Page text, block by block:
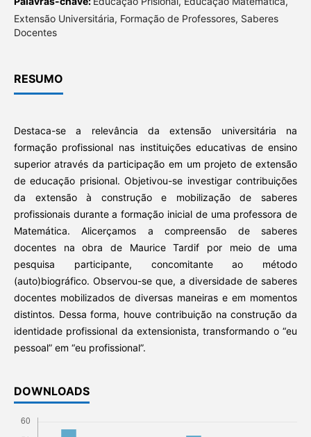
Extensão Universitária, Formação de Professores, Saberes
Docentes
RESUMO
Destaca-se a relevância da extensão universitária na
formação profissional nas instituições educativas de ensino
superior através da participação em um projeto de extensão
de educação prisional. Objetivou-se investigar contribuições
da extensão à construção e mobilização de saberes
profissionais durante a formação inicial de uma professora de
Matemática. Alicerçamos a compreensão de saberes
docentes na obra de Maurice Tardif por meio de uma
pesquisa participante, concomitante ao método
(auto)biográfico. Observou-se que, a diversidade de saberes
docentes mobilizados de diversas maneiras e em momentos
distintos. Dessa forma, houve contribuição na construção da
identidade profissional da extensionista, transformando o “eu
pessoal” em “eu profissional”.
DOWNLOADS